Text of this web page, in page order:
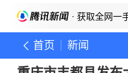
· 获取全网一
首页 新闻